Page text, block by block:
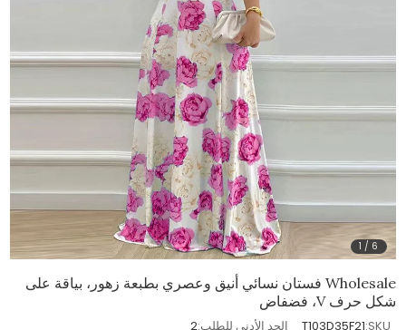
1 / 6
Wholesale فستان نسائي أنيق وعصري بطبعة زهور، بياقة على
شكل حرف V، فضفاض
SKU:
T103D35F21 الحد الأدنى للطلب:2